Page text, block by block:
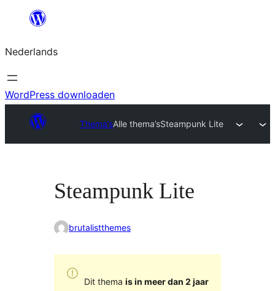
de
inhoud
Nederlands
WordPress downloaden
Thema’sAlle thema’sSteampunk Lite
Steampunk Lite
brutalistthemes
Dit thema is in meer dan 2 jaar